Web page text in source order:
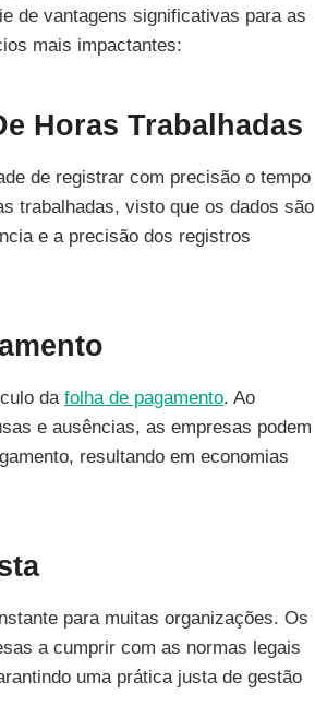
de vantagens significativas para as
mais impactantes:
Horas Trabalhadas
de registrar com precisão o tempo
trabalhadas, visto que os dados são
e a precisão dos registros
da folha de pagamento. Ao
e ausências, as empresas podem
resultando em economias
para muitas organizações. Os
a cumprir com as normas legais
uma prática justa de gestão